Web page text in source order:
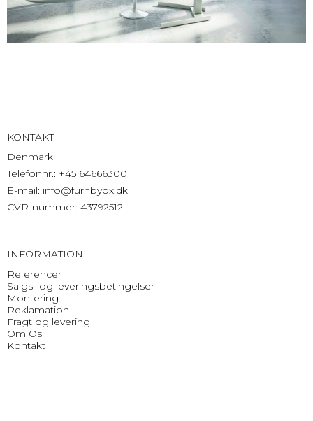
KONTAKT
Denmark
Telefonnr.: +45 64666300
E-mail: info@furnbyox.dk
CVR-nummer: 43792512
INFORMATION
Referencer
Salgs- og leveringsbetingelser
Montering
Reklamation
Fragt og levering
Om Os
Kontakt